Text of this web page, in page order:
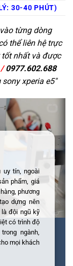
30-40 PHÚT)
từng dòng
thể liên hệ trực
nhất và được
0977.602.688
xperia e5"
uy tín, ngoài
phẩm, giá
phương
dựng nên
là đội ngũ kỹ
có trình độ
ngành,
mọi khách